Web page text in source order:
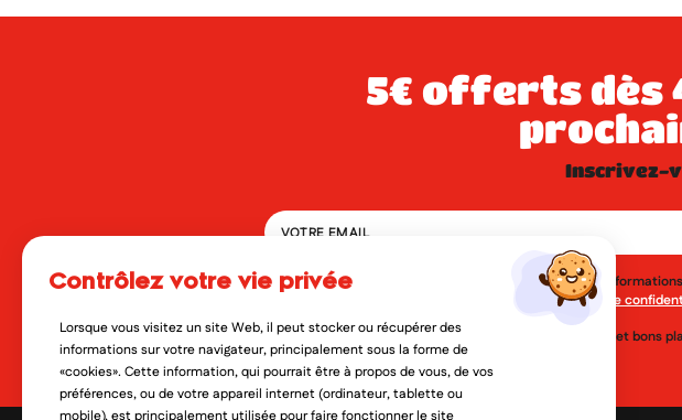
5€ offerts dès 49€ d’achat sur votre
inscrivez-
En soumettant ce formulaire, j'accepte que les
politique de
Oui, je veux découvrir les nouveautés, réductions et bons
contrôlez votre vie privée
Lorsque vous visitez un site Web, il peut stocker ou récupérer des
informations sur votre navigateur, principalement sous la forme de
«cookies». Cette information, qui pourrait être à propos de vous, de vos
préférences, ou de votre appareil internet (ordinateur, tablette ou
mobile), est principalement utilisée pour faire fonctionner le site